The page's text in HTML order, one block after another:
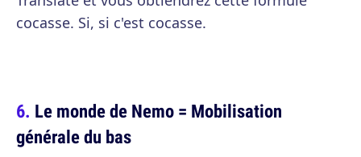
cocasse. Si, si c'est cocasse.
Le monde de Nemo = Mobilisation
générale du bas